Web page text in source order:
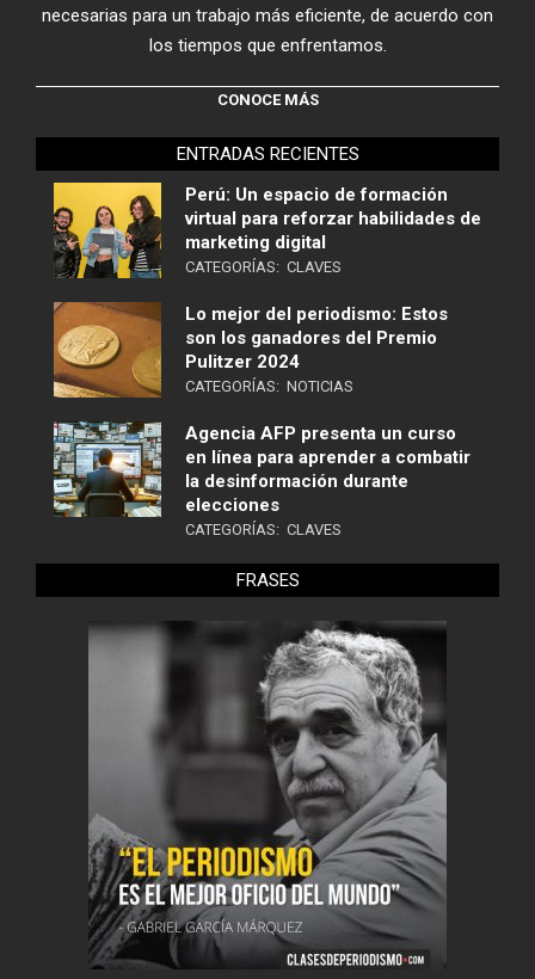
necesarias para un trabajo más eficiente, de acuerdo con
los tiempos que enfrentamos.
CONOCE MÁS
ENTRADAS RECIENTES
Perú: Un espacio de formación
virtual para reforzar habilidades de
marketing digital
CATEGORÍAS: CLAVES
Lo mejor del periodismo: Estos
son los ganadores del Premio
Pulitzer 2024
CATEGORÍAS: NOTICIAS
Agencia AFP presenta un curso
en línea para aprender a combatir
la desinformación durante
elecciones
CATEGORÍAS: CLAVES
FRASES